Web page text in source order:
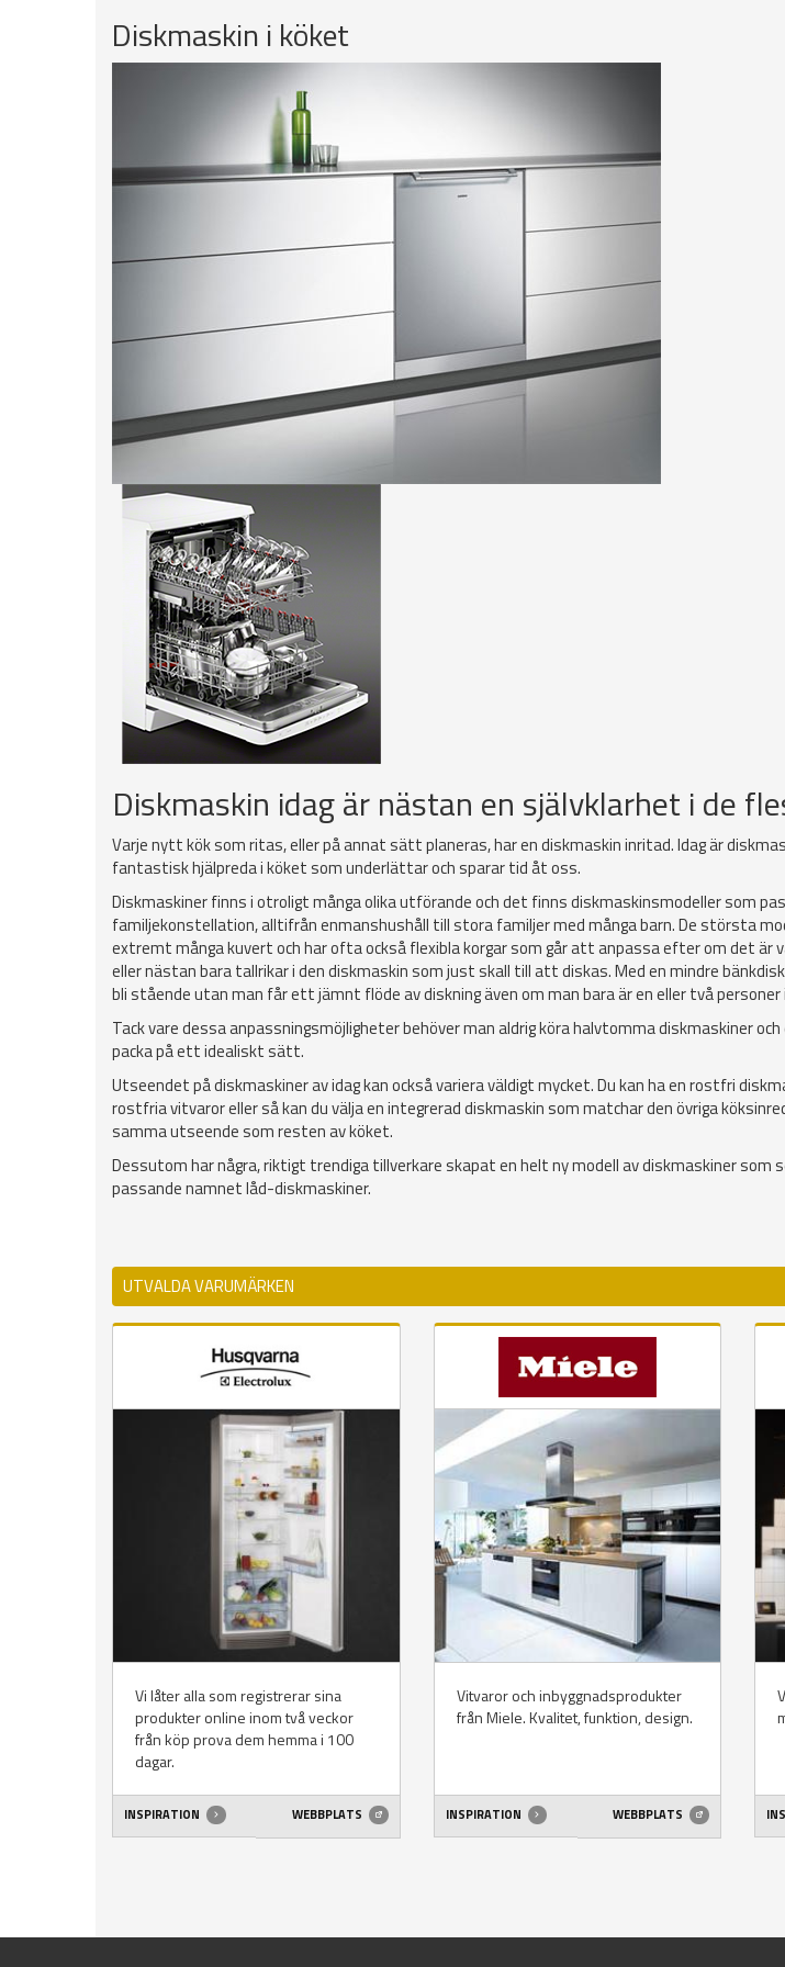
Diskmaskin i köket
Diskmaskin idag är nästan en självklarhet i de
Varje nytt kök som ritas, eller på annat sätt planeras, har en diskmaskin inritad. Idag är
fantastisk hjälpreda i köket som underlättar och sparar tid åt oss.
Diskmaskiner finns i otroligt många olika utförande och det finns diskmaskinsmodeller som
familjekonstellation, alltifrån enmanshushåll till stora familjer med många barn. De största
extremt många kuvert och har ofta också flexibla korgar som går att anpassa efter om det är
eller nästan bara tallrikar i den diskmaskin som just skall till att diskas. Med en mindre
bli stående utan man får ett jämnt flöde av diskning även om man bara är en eller två personer
Tack vare dessa anpassningsmöjligheter behöver man aldrig köra halvtomma diskmaskiner
packa på ett idealiskt sätt.
Utseendet på diskmaskiner av idag kan också variera väldigt mycket. Du kan ha en rostfri
rostfria vitvaror eller så kan du välja en integrerad diskmaskin som matchar den övriga
samma utseende som resten av köket.
Dessutom har några, riktigt trendiga tillverkare skapat en helt ny modell av diskmaskiner som
passande namnet låd-diskmaskiner.
UTVALDA VARUMÄRKEN
Vi låter alla som registrerar sina
produkter online inom två veckor
från köp prova dem hemma i 100
dagar.
INSPIRATION WEBBPLATS
Vitvaror och inbyggnadsprodukter
från Miele. Kvalitet, funktion, design.
INSPIRATION WEBBPLATS